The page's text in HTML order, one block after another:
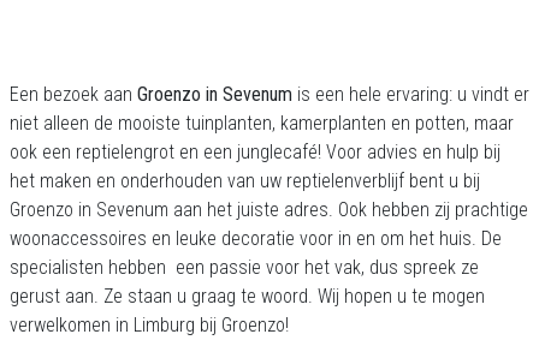
Een bezoek aan Groenzo in Sevenum is een hele ervaring: u vindt er
niet alleen de mooiste tuinplanten, kamerplanten en potten, maar
ook een reptielengrot en een junglecafé! Voor advies en hulp bij
het maken en onderhouden van uw reptielenverblijf bent u bij
Groenzo in Sevenum aan het juiste adres. Ook hebben zij prachtige
woonaccessoires en leuke decoratie voor in en om het huis. De
specialisten hebben een passie voor het vak, dus spreek ze
gerust aan. Ze staan u graag te woord. Wij hopen u te mogen
verwelkomen in Limburg bij Groenzo!